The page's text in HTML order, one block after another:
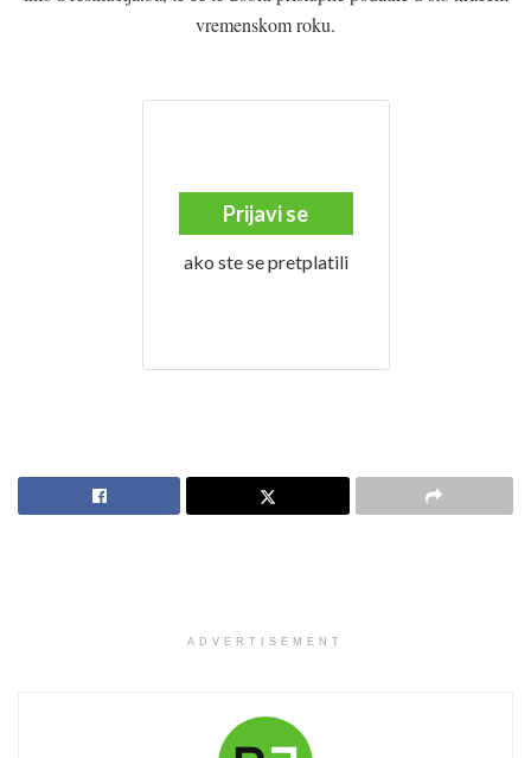
vremenskom roku.
Prijavi se
ako ste se pretplatili
ADVERTISEMENT